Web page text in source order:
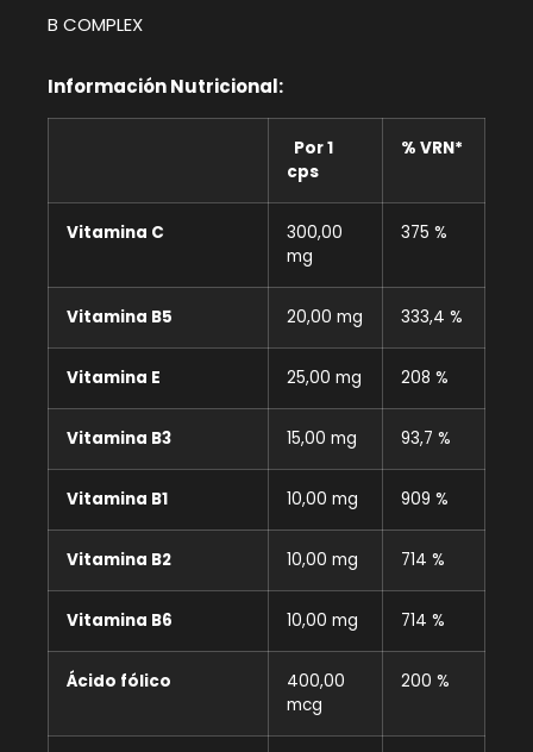
B COMPLEX
Información Nutricional:
Por 1
cps
% VRN*
Vitamina C
300,00
mg
375 %
Vitamina B5 20,00 mg 333,4 %
Vitamina E 25,00 mg 208 %
Vitamina B3 15,00 mg 93,7 %
Vitamina B1 10,00 mg 909 %
Vitamina B2 10,00 mg 714 %
Vitamina B6 10,00 mg 714 %
Ácido fólico
400,00
mcg
200 %